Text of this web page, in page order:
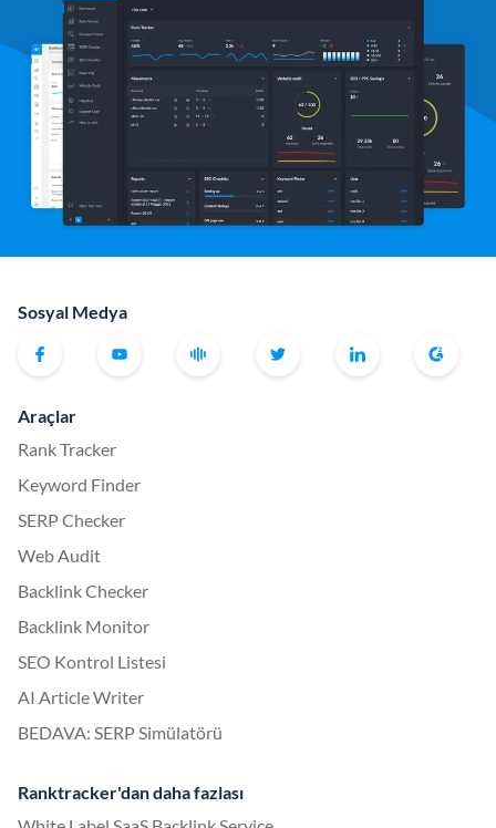
Sosyal Medya
Araçlar
Rank Tracker
Keyword Finder
SERP Checker
Web Audit
Backlink Checker
Backlink Monitor
SEO Kontrol Listesi
AI Article Writer
BEDAVA: SERP Simülatörü
Ranktracker'dan daha fazlası